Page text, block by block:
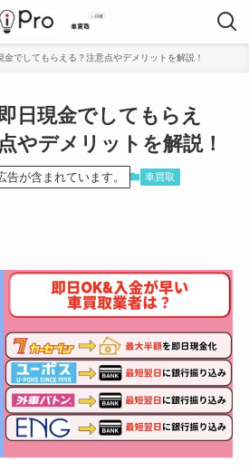
金でしてもらえる？注意点やデメリットを解説！
日現金でしてもらえ
やデメリットを解説！
が含まれています。 車買取